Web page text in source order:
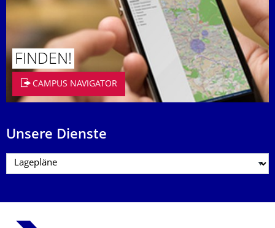
FINDEN!
CAMPUS NAVIGATOR
Unsere Dienste